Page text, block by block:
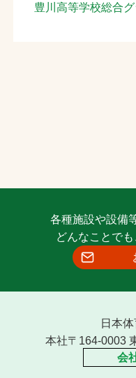
豊川高等学校総合
各種施設や設備
どんなことで
日本
本社〒164-0003
会